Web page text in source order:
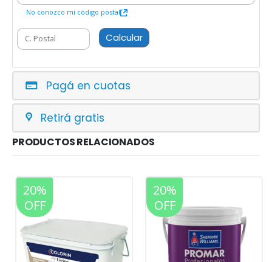
No conozco mi código postal
Calcular
Pagá en cuotas
Retirá gratis
PRODUCTOS RELACIONADOS
20%
OFF
20%
OFF